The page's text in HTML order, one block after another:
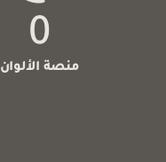
منصة الألوان
0